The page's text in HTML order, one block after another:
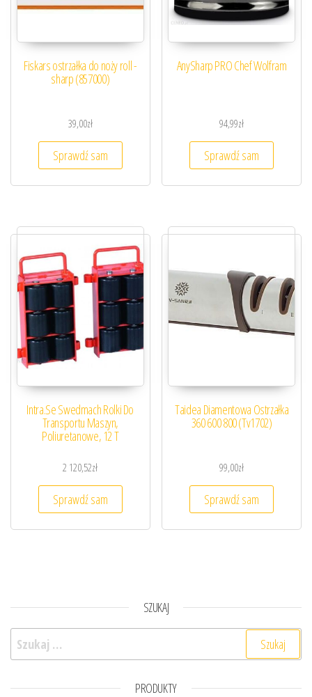
Fiskars ostrzałka do noży roll -
sharp (857000)
39,00zł
Sprawdź sam
AnySharp PRO Chef Wolfram
94,99zł
Sprawdź sam
Intra.Se Swedmach Rolki Do
Transportu Maszyn,
Poliuretanowe, 12 T
2 120,52zł
Sprawdź sam
Taidea Diamentowa Ostrzałka
360 600 800 (Tv1702)
99,00zł
Sprawdź sam
SZUKAJ
Szukaj:
PRODUKTY